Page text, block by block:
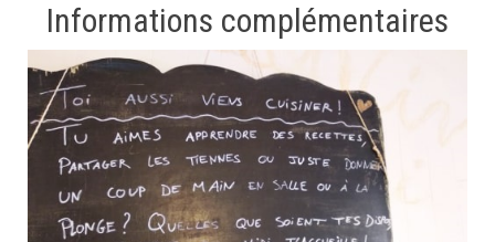
Informations complémentaires